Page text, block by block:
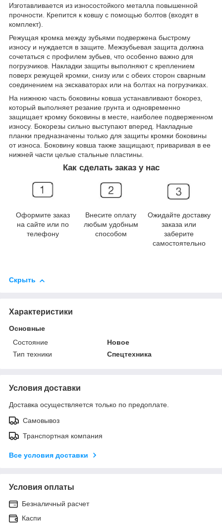
Изготавливается из износостойкого металла повышенной
прочности. Крепится к ковшу с помощью болтов (входят в
комплект).
Режущая кромка между зубьями подвержена быстрому
износу и нуждается в защите. Межзубьевая защита должна
сочетаться с профилем зубьев, что особенно важно для
погрузчиков. Накладки защиты выполняют с креплением
поверх режущей кромки, снизу или с обеих сторон сварным
соединением на экскаваторах или на болтах на погрузчиках.
На нижнюю часть боковины ковша устанавливают бокорез,
который выполняет резание грунта и одновременно
защищает кромку боковины в месте, наиболее подверженном
износу. Бокорезы сильно выступают вперед. Накладные
планки предназначены только для защиты кромки боковины
от износа. Боковину ковша также защищают, приваривая в ее
нижней части целые стальные пластины.
Как сделать заказ у нас
Оформите заказ
на сайте или по
телефону
Внесите оплату
любым удобным
способом
Ожидайте доставку
заказа или
заберите
самостоятельно
Скрыть
Характеристики
Основные
Состояние
Новое
Тип техники
Спецтехника
Условия доставки
Доставка осуществляется только по предоплате.
Самовывоз
Транспортная компания
Все условия доставки
Условия оплаты
Безналичный расчет
Каспи